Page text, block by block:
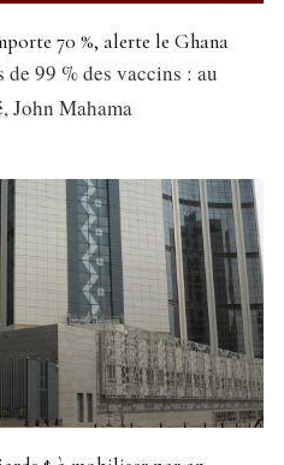
70 %, alerte le Ghana
99 % des vaccins : au
John Mahama